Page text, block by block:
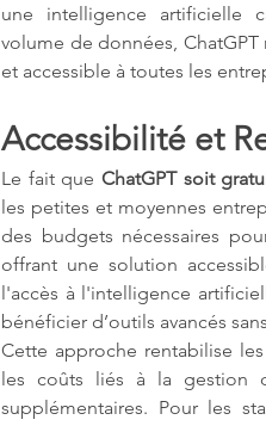
une intelligence artificielle
volume de données,
et accessible à toutes les
Accessibilité et
Le fait que ChatGPT soit
les petites et moyennes
des budgets nécessaires
offrant une solution
l'accès à l'intelligence
bénéficier d’outils avancés
Cette approche rentabilise
les coûts liés à la gestion
supplémentaires. Pour les